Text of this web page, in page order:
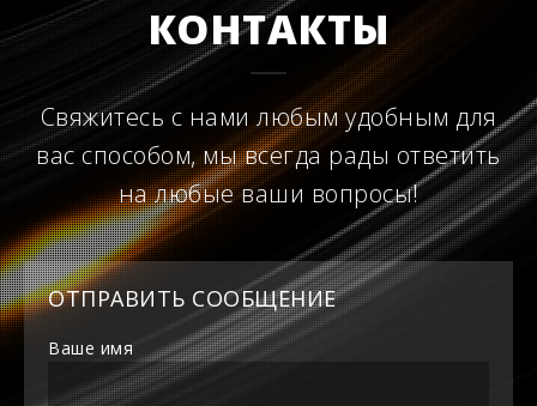
КОНТАКТЫ
Свяжитесь с нами любым удобным для
вас способом, мы всегда рады ответить
на любые ваши вопросы!
ОТПРАВИТЬ СООБЩЕНИЕ
Ваше имя